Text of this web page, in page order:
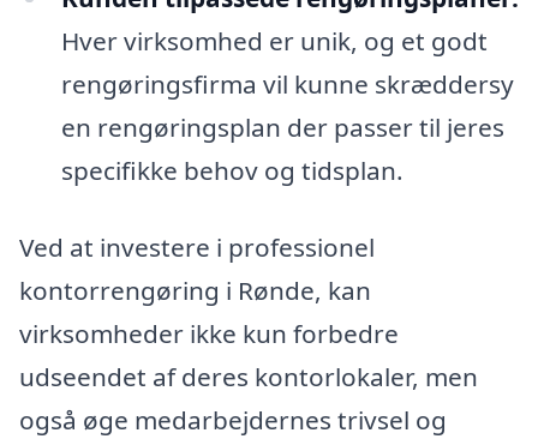
Hver virksomhed er unik, og et godt
rengøringsfirma vil kunne skræddersy
en rengøringsplan der passer til jeres
specifikke behov og tidsplan.
Ved at investere i professionel
kontorrengøring i Rønde, kan
virksomheder ikke kun forbedre
udseendet af deres kontorlokaler, men
også øge medarbejdernes trivsel og